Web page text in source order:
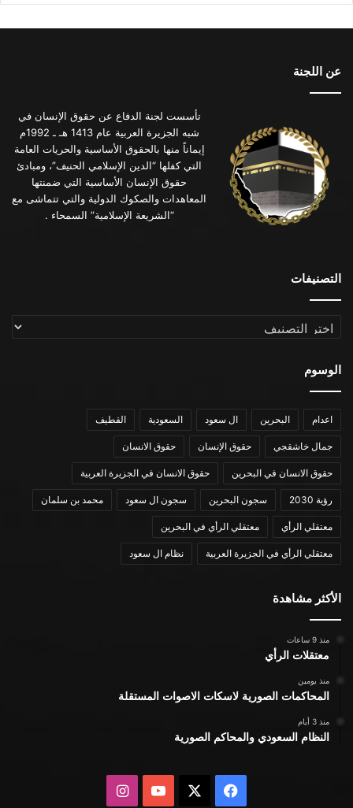
عن اللجنة
تأسست لجنة الدفاع عن حقوق الإنسان في
شبه الجزيرة العربية عام 1413 هـ ـ 1992م
إيماناً منها بالحقوق الأساسية والحريات العامة
التي كفلها “الدين الإسلامي الحنيف”، ومبادئ
حقوق الإنسان الأساسية التي ضمنتها
المعاهدات والصكوك الدولية والتي تتماشى مع
“الشريعة الإسلامية” السمحاء .
التصنيفات
التصنيفات
الوسوم
اعدام البحرين ال سعود السعودية القطيف
جمال خاشقجي حقوق الإنسان حقوق الانسان
حقوق الانسان في البحرين حقوق الانسان في الجزيرة العربية
رؤية 2030 سجون البحرين سجون ال سعود محمد بن سلمان
معتقلي الرأي معتقلي الرأي في البحرين
معتقلي الرأي في الجزيرة العربية نظام ال سعود
الأكثر مشاهدة
منذ 9 ساعات
معتقلات الرأي
منذ يومين
المحاكمات الصورية لاسكات الاصوات المستقلة
منذ 3 أيام
النظام السعودي والمحاكم الصورية
فيسبوك يوتيوبانستقرام